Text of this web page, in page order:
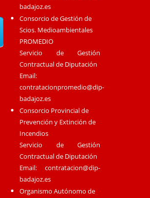
badajoz.es
Consorcio de Gestión de
Scios. Medioambientales
PROMEDIO
Servicio de Gestión
Contractual de Diputación
Email:
contratacionpromedio@dip-
badajoz.es
Consorcio Provincial de
Prevención y Extinción de
Incendios
Servicio de Gestión
Contractual de Diputación
Email:contratacion@dip-
badajoz.es
Organismo Autónomo de